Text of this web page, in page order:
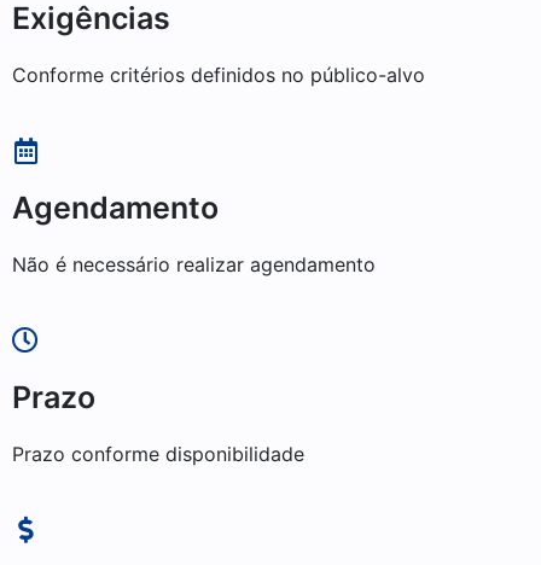
Exigências
Conforme critérios definidos no público-alvo
Agendamento
Não é necessário realizar agendamento
Prazo
Prazo conforme disponibilidade